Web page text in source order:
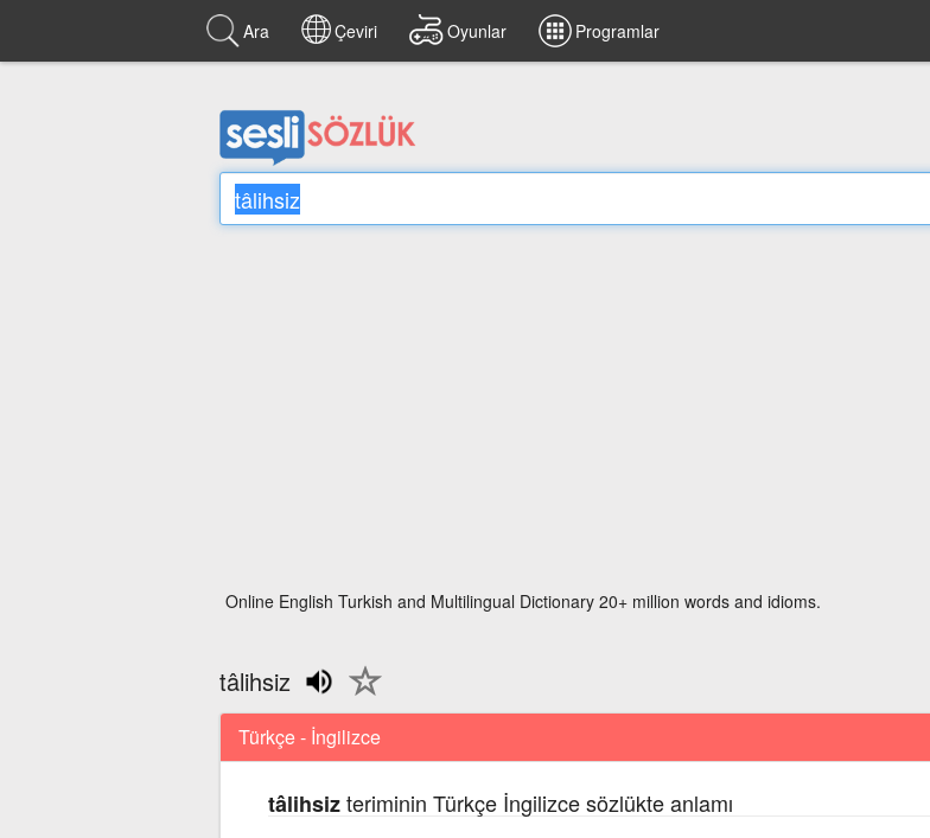
Ara Çeviri Oyunlar Programlar
Online English Turkish and Multilingual Dictionary 20+ million words and idioms.
tâlihsiz
Türkçe - İngilizce
tâlihsizteriminin Türkçe İngilizce sözlükte anlamı